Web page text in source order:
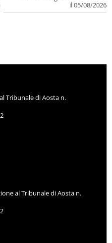
il 05/08/2026
Tribunale di Aosta n.
al Tribunale di Aosta n.